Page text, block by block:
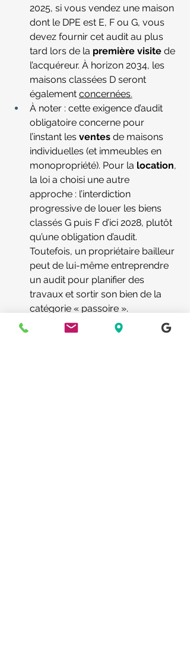
2025, si vous vendez une maison
dont le DPE est E, F ou G, vous
devez fournir cet audit au plus
tard lors de la première visite de
l’acquéreur. À horizon 2034, les
maisons classées D seront
également concernées.
À noter : cette exigence d’audit
obligatoire concerne pour
l’instant les ventes de maisons
individuelles (et immeubles en
monopropriété). Pour la location,
la loi a choisi une autre
approche : l’interdiction
progressive de louer les biens
classés G puis F d’ici 2028, plutôt
qu’une obligation d’audit.
Toutefois, un propriétaire bailleur
peut de lui-même entreprendre
un audit pour planifier des
travaux et sortir son bien de la
catégorie « passoire ».
En termes de validité
, l’audit